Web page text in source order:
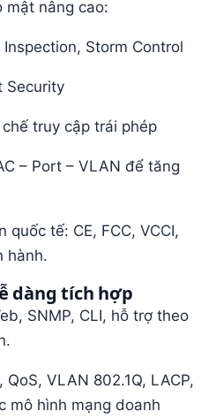
mật nâng cao:
Inspection, Storm Control
Security
truy cập trái phép
– Port – VLAN để tăng
tế: CE, FCC, VCCI,
hành.
dàng tích hợp
SNMP, CLI, hỗ trợ theo
VLAN 802.1Q, LACP,
mô hình mạng doanh